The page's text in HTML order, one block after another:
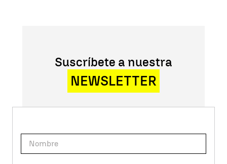
Suscríbete a nuestra
NEWSLETTER